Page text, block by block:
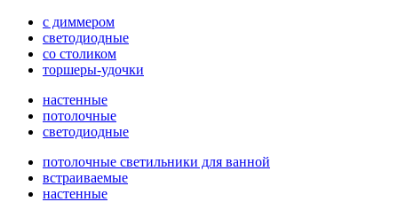
с диммером
светодиодные
со столиком
торшеры-удочки
настенные
потолочные
светодиодные
потолочные светильники для ванной
встраиваемые
настенные